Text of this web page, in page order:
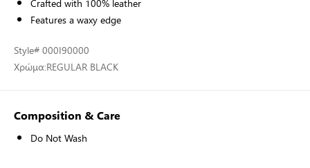
Features a waxy edge
Style# 000I90000
Χρώμα:REGULAR BLACK
Composition & Care
Do Not Wash